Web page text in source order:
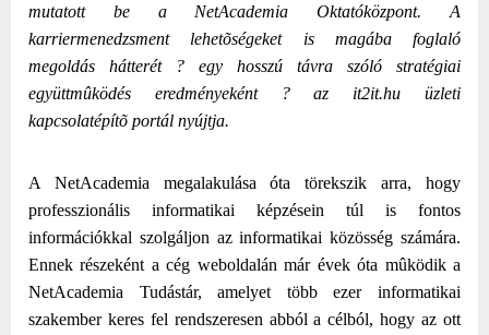
mutatott be a NetAcademia Oktatóközpont. A
karriermenedzsment lehetõségeket is magába foglaló
megoldás hátterét ? egy hosszú távra szóló stratégiai
együttmûködés eredményeként ? az it2it.hu üzleti
kapcsolatépítõ portál nyújtja.
A NetAcademia megalakulása óta törekszik arra, hogy
professzionális informatikai képzésein túl is fontos
információkkal szolgáljon az informatikai közösség számára.
Ennek részeként a cég weboldalán már évek óta mûködik a
NetAcademia Tudástár, amelyet több ezer informatikai
szakember keres fel rendszeresen abból a célból, hogy az ott